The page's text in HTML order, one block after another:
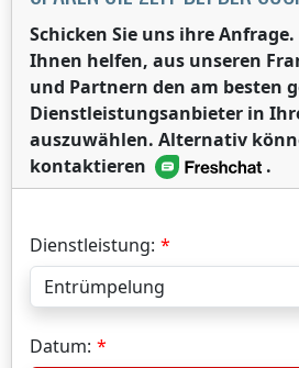
Schicken Sie uns ihre
Ihnen helfen, aus unseren
und Partnern den am besten
Dienstleistungsanbieter in
auszuwählen. Alternativ
kontaktieren
.
Dienstleistung:
Datum: